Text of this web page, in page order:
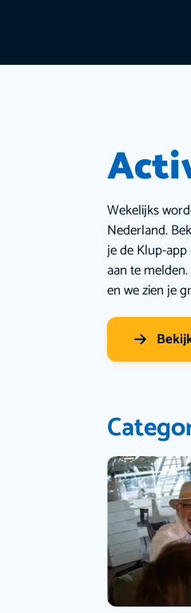
Wekelijks
Nederland.
je de Klup-
aan te
en we zien je